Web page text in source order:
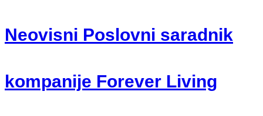
Neovisni Poslovni saradnik
kompanije Forever Living